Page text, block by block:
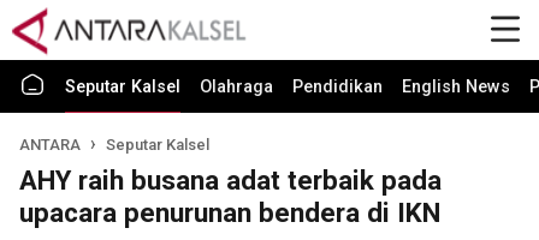
Seputar Kalsel Olahraga Pendidikan English News
ANTARA Seputar Kalsel
AHY raih busana adat terbaik pada
upacara penurunan bendera di IKN